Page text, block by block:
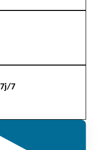
7j/7